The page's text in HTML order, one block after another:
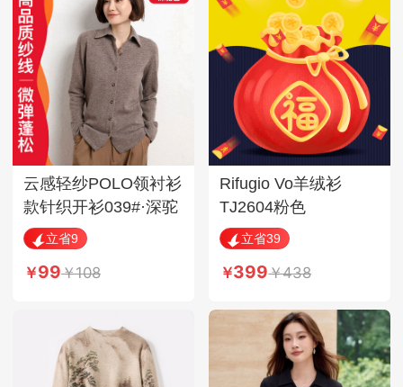
云感轻纱POLO领衬衫
款针织开衫039#·深驼
色 立省9
99 108
Rifugio Vo羊绒衫
TJ2604粉色
立省39
399 438